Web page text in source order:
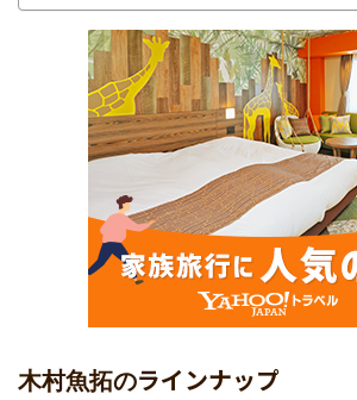
木村魚拓のラインナップ